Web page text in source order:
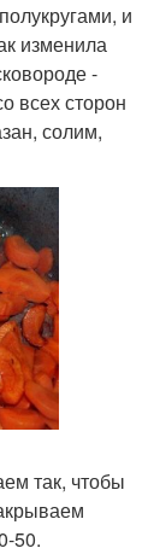
и
изменила
-
всех сторон
солим,
так, чтобы
50.